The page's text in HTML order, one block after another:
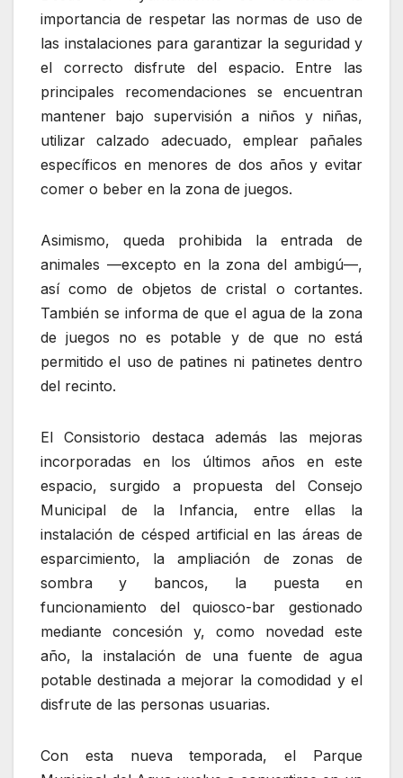
importancia de respetar las normas de uso de
las instalaciones para garantizar la seguridad y
el correcto disfrute del espacio. Entre las
principales recomendaciones se encuentran
mantener bajo supervisión a niños y niñas,
utilizar calzado adecuado, emplear pañales
específicos en menores de dos años y evitar
comer o beber en la zona de juegos.
Asimismo, queda prohibida la entrada de
animales —excepto en la zona del ambigú—,
así como de objetos de cristal o cortantes.
También se informa de que el agua de la zona
de juegos no es potable y de que no está
permitido el uso de patines ni patinetes dentro
del recinto.
El Consistorio destaca además las mejoras
incorporadas en los últimos años en este
espacio, surgido a propuesta del Consejo
Municipal de la Infancia, entre ellas la
instalación de césped artificial en las áreas de
esparcimiento, la ampliación de zonas de
sombra y bancos, la puesta en
funcionamiento del quiosco-bar gestionado
mediante concesión y, como novedad este
año, la instalación de una fuente de agua
potable destinada a mejorar la comodidad y el
disfrute de las personas usuarias.
Con esta nueva temporada, el Parque